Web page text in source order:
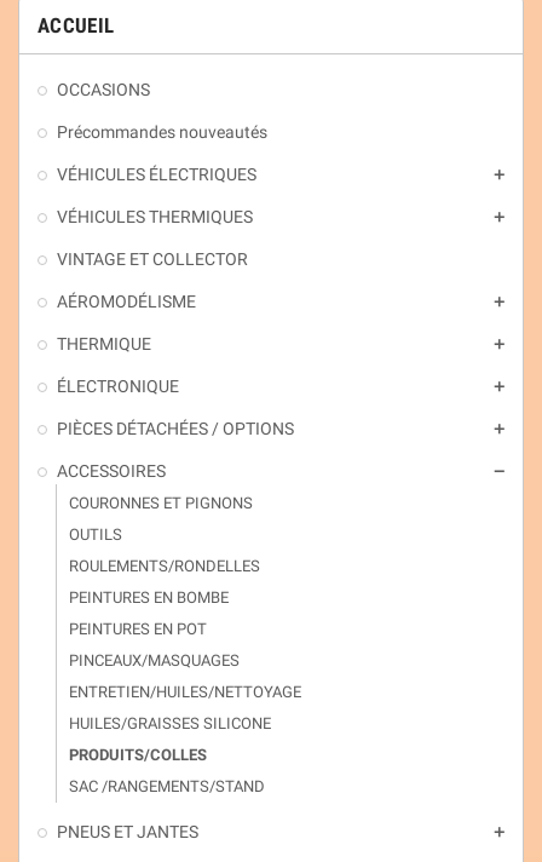
ACCUEIL
OCCASIONS
Précommandes nouveautés
VÉHICULES ÉLECTRIQUES add
VÉHICULES THERMIQUES add
VINTAGE ET COLLECTOR
AÉROMODÉLISME add
THERMIQUE add
ÉLECTRONIQUE add
PIÈCES DÉTACHÉES / OPTIONS add
ACCESSOIRES remove
COURONNES ET PIGNONS
OUTILS
ROULEMENTS/RONDELLES
PEINTURES EN BOMBE
PEINTURES EN POT
PINCEAUX/MASQUAGES
ENTRETIEN/HUILES/NETTOYAGE
HUILES/GRAISSES SILICONE
PRODUITS/COLLES
SAC /RANGEMENTS/STAND
PNEUS ET JANTES add